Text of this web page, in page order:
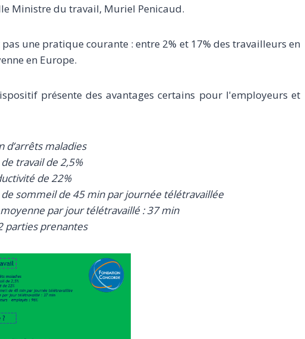
Ministre du travail, Muriel Penicaud.
une pratique courante : entre 2% et 17% des travailleurs en
en Europe.
présente des avantages certains pour l'employeurs et
d’arrêts maladies
travail de 2,5%
de 22%
sommeil de 45 min par journée télétravaillée
par jour télétravaillé : 37 min
parties prenantes